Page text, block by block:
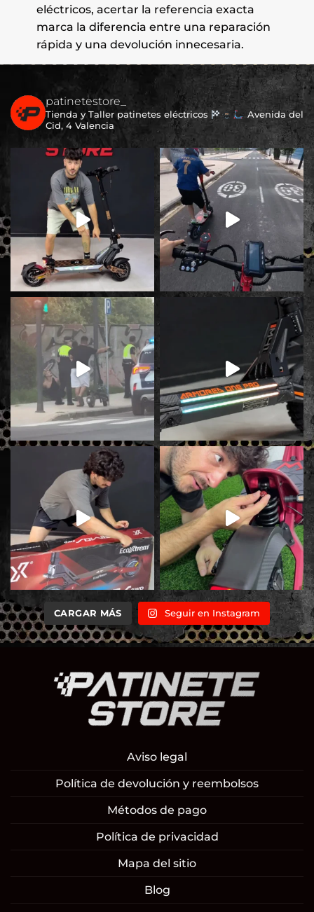
eléctricos, acertar la referencia exacta
marca la diferencia entre una reparación
rápida y una devolución innecesaria.
patinetestore_
Tienda y Taller patinetes eléctricos
Avenida del
Cid, 4 Valencia
CARGAR MÁS Seguir en Instagram
Aviso legal
Política de devolución y reembolsos
Métodos de pago
Política de privacidad
Mapa del sitio
Blog